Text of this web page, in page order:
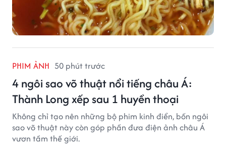
PHIM ẢNH 50 phút trước
4 ngôi sao võ thuật nổi tiếng châu Á:
Thành Long xếp sau 1 huyền thoại
Không chỉ tạo nên những bộ phim kinh điển, bốn ngôi
sao võ thuật này còn góp phần đưa điện ảnh châu Á
vươn tầm thế giới.